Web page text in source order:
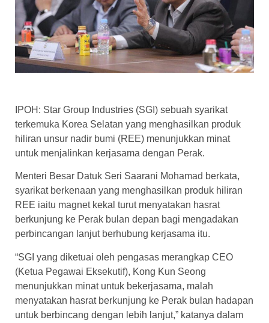
IPOH: Star Group Industries (SGI) sebuah syarikat
terkemuka Korea Selatan yang menghasilkan produk
hiliran unsur nadir bumi (REE) menunjukkan minat
untuk menjalinkan kerjasama dengan Perak.
Menteri Besar Datuk Seri Saarani Mohamad berkata,
syarikat berkenaan yang menghasilkan produk hiliran
REE iaitu magnet kekal turut menyatakan hasrat
berkunjung ke Perak bulan depan bagi mengadakan
perbincangan lanjut berhubung kerjasama itu.
“SGI yang diketuai oleh pengasas merangkap CEO
(Ketua Pegawai Eksekutif), Kong Kun Seong
menunjukkan minat untuk bekerjasama, malah
menyatakan hasrat berkunjung ke Perak bulan hadapan
untuk berbincang dengan lebih lanjut,” katanya dalam